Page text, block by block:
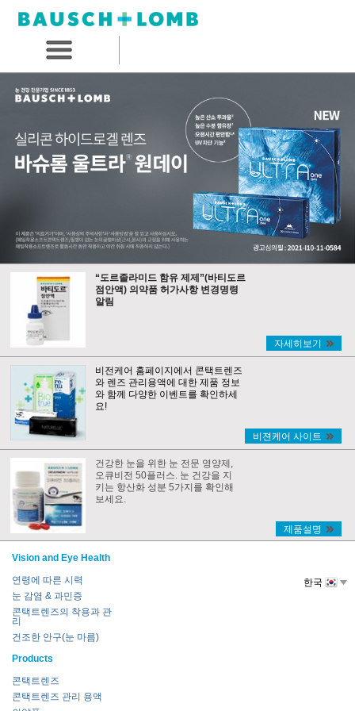
“도르졸라미드 함유 제제”(바티도르
점안액) 의약품 허가사항 변경명령
알림
자세히보기
비전케어 홈페이지에서 콘택트렌즈
와 렌즈 관리용액에 대한 제품 정보
와 함께 다양한 이벤트를 확인하세
요!
비젼케어 사이트
건강한 눈을 위한 눈 전문 영양제,
오큐비전 50플러스. 눈 건강을 지
키는 항산화 성분 5가지를 확인해
보세요.
제품설명
Vision and Eye Health
연령에 따른 시력
눈 감염 & 과민증
콘택트렌즈의 착용과 관
리
건조한 안구(눈 마름)
Products
콘택트렌즈
콘택트렌즈 관리 용액
한국